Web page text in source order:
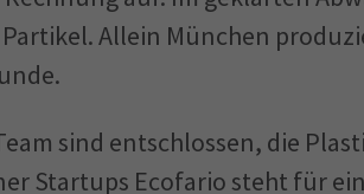
Allein München
sind entschlossen, die
Startups Ecofario steht für